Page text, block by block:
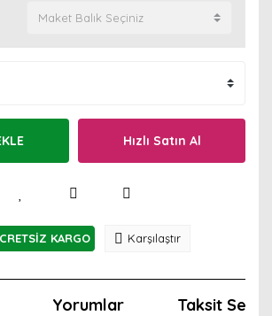
Hızlı Satın Al
KARGO Karşılaştır
Yorumlar Taksit